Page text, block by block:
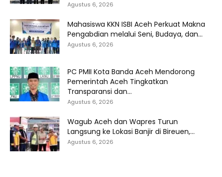
Agustus 6, 2026
Mahasiswa KKN ISBI Aceh Perkuat Makna
Pengabdian melalui Seni, Budaya, dan...
Agustus 6, 2026
PC PMII Kota Banda Aceh Mendorong
Pemerintah Aceh Tingkatkan
Transparansi dan...
Agustus 6, 2026
Wagub Aceh dan Wapres Turun
Langsung ke Lokasi Banjir di Bireuen,...
Agustus 6, 2026